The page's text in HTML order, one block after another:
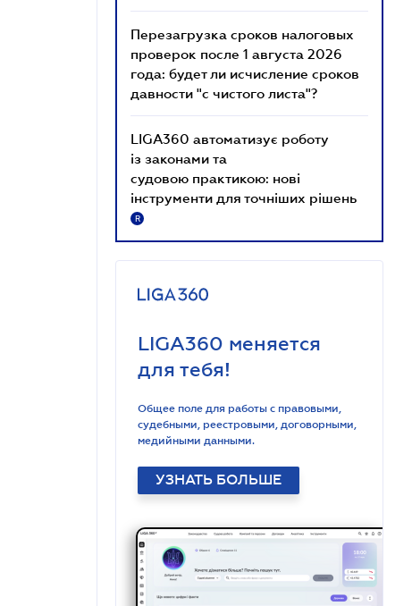
Перезагрузка сроков налоговых
проверок после 1 августа 2026
года: будет ли исчисление сроков
давности "с чистого листа"?
LIGA360 автоматизує роботу
із законами та
судовою практикою: нові
інструменти для точніших рішень
R
LIGA360 меняется
для тебя!
Общее поле для работы с правовыми,
судебными, реестровыми, договорными,
медийными данными.
УЗНАТЬ БОЛЬШЕ